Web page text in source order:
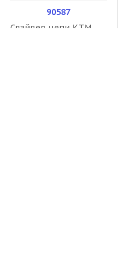
90587
Слайдер цепи KTM